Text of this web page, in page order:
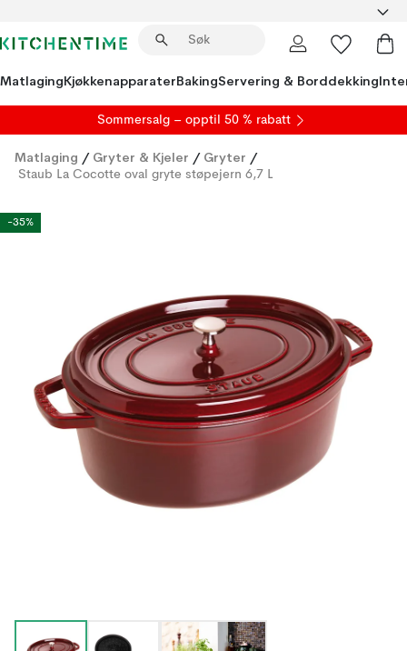
MatlagingKjøkkenapparaterBakingServering & Borddekking
Sommersalg – opptil 50 % rabatt
Matlaging / Gryter & Kjeler / Gryter /
Staub La Cocotte oval gryte støpejern 6,7 L
-35%